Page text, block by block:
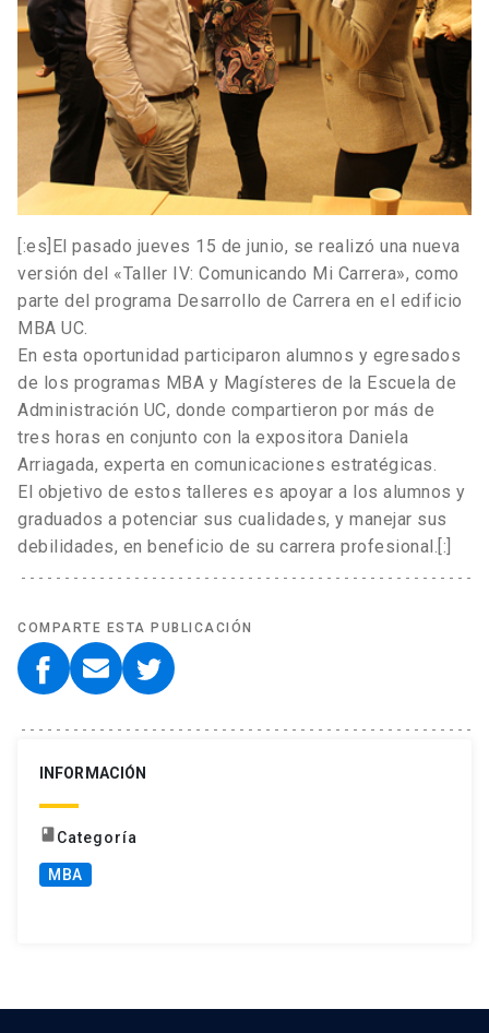
[:es]El pasado jueves 15 de junio, se realizó una nueva
versión del «Taller IV: Comunicando Mi Carrera», como
parte del programa Desarrollo de Carrera en el edificio
MBA UC.
En esta oportunidad participaron alumnos y egresados
de los programas MBA y Magísteres de la Escuela de
Administración UC, donde compartieron por más de
tres horas en conjunto con la expositora Daniela
Arriagada, experta en comunicaciones estratégicas.
El objetivo de estos talleres es apoyar a los alumnos y
graduados a potenciar sus cualidades, y manejar sus
debilidades, en beneficio de su carrera profesional.[:]
COMPARTE ESTA PUBLICACIÓN
INFORMACIÓN
book Categoría
MBA